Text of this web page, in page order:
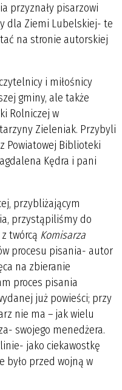
przyznały pisarzowi
dla Ziemi Lubelskiej- te
na stronie autorskiej
i miłośnicy
gminy, ale także
Rolniczej w
Zieleniak. Przybyli
Powiatowej Biblioteki
Kędra i pani
przybliżającym
przystąpiliśmy do
twórcą Komisarza
procesu pisania- autor
na zbieranie
proces pisania
już powieści; przy
nie ma – jak wielu
swojego menedżera.
jako ciekawostkę
było przed wojną w